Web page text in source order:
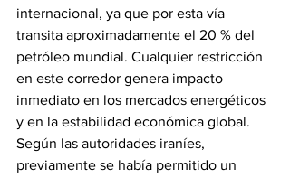
internacional, ya que por esta vía
transita aproximadamente el 20 % del
petróleo mundial. Cualquier restricción
en este corredor genera impacto
inmediato en los mercados energéticos
y en la estabilidad económica global.
Según las autoridades iraníes,
previamente se había permitido un